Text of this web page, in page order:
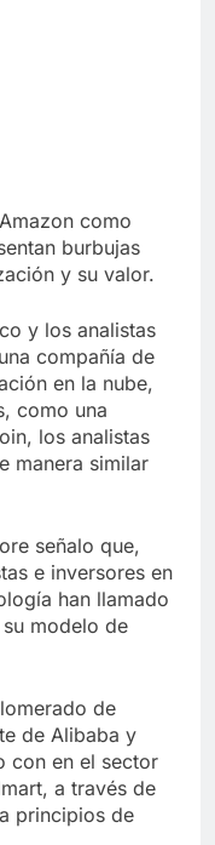
como
burbujas
y su valor.
y los analistas
compañía de
en la nube,
como una
los analistas
manera similar
señalo que,
e inversores en
han llamado
modelo de
de
de Alibaba y
con en el sector
a través de
principios de